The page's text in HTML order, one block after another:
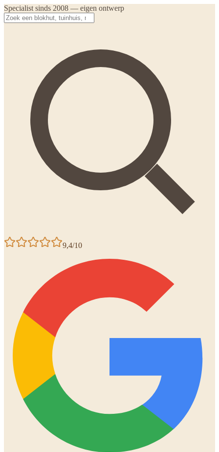
Specialist sinds 2008 — eigen ontwerp
9,4/10